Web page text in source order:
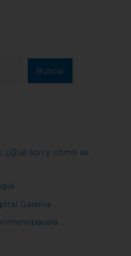
Buscar
¿Qué son y cómo se
Galenia